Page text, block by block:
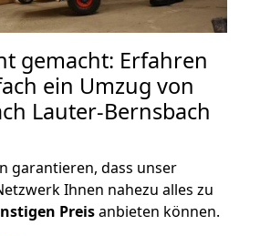
gemacht: Erfahren
ein Umzug von
Lauter-Bernsbach
garantieren, dass unser
Ihnen nahezu alles zu
Preisanbieten können.